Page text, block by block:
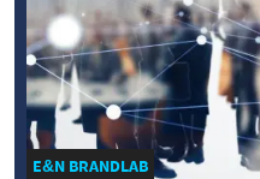
E&N BRANDLAB